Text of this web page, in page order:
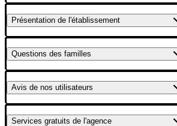
Présentation de l'établissement
Questions des familles
Avis de nos utilisateurs
Services gratuits de l'agence